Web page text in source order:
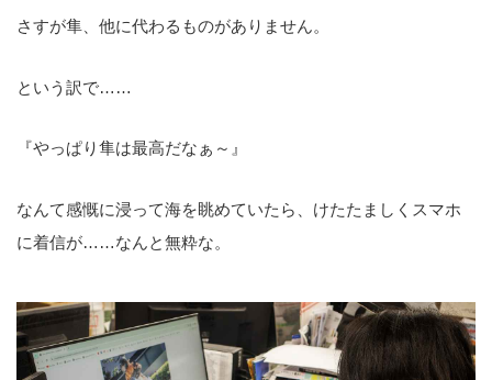
さすが隼、他に代わるものがありません。
という訳で……
『やっぱり隼は最高だなぁ～』
なんて感慨に浸って海を眺めていたら、けたたましくスマホ
に着信が……なんと無粋な。